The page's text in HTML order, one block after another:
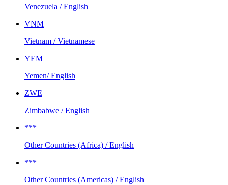
Venezuela / English
VNM
Vietnam / Vietnamese
YEM
Yemen/ English
ZWE
Zimbabwe / English
***
Other Countries (Africa) / English
***
Other Countries (Americas) / English